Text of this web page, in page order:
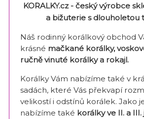
KORALKY.cz - český výrobce
a bižuterie s dlouholetou
Náš rodinný korálkový obchod
krásné mačkané korálky,
ručně vinuté korálky a rokajl.
Korálky Vám nabízíme také v
sadách, které Vás překvapí
velikostí i odstínů korálek. Jako
nabízíme také korálky ve II. a